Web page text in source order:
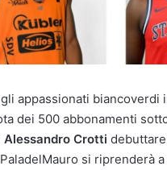
appassionati biancoverdi
dei 500 abbonamenti
Alessandro Crotti
si riprenderà